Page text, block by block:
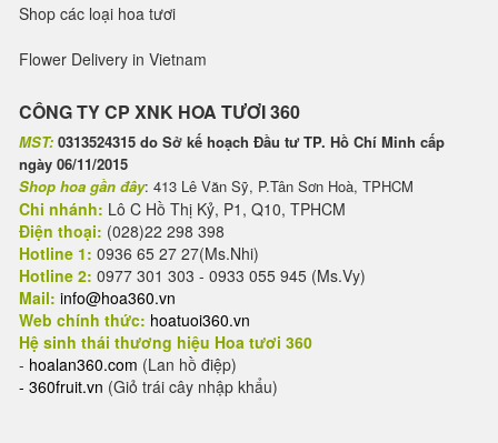
Shop các loại hoa tươi
Flower Delivery in Vietnam
CÔNG TY CP XNK HOA TƯƠI 360
MST: 0313524315 do Sở kế hoạch Đầu tư TP. Hồ Chí Minh cấp
ngày 06/11/2015
Shop hoa gần đây: 413 Lê Văn Sỹ, P.Tân Sơn Hoà, TPHCM
Chi nhánh: Lô C Hồ Thị Kỷ, P1, Q10, TPHCM
Điện thoại: (028)22 298 398
Hotline 1: 0936 65 27 27(Ms.Nhi)
Hotline 2: 0977 301 303 - 0933 055 945 (Ms.Vy)
Mail: info@hoa360.vn
Web chính thức: hoatuoi360.vn
Hệ sinh thái thương hiệu Hoa tươi 360
- hoalan360.com (Lan hồ điệp)
- 360fruit.vn (Giỏ trái cây nhập khẩu)